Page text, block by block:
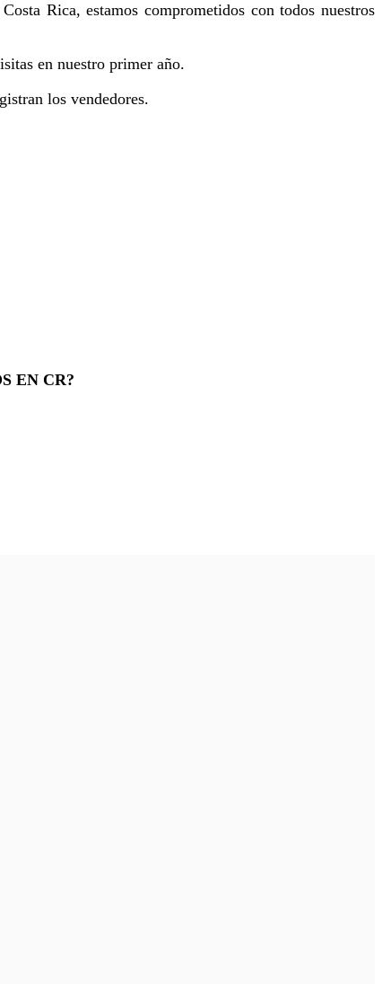
Rica, estamos comprometidos con todos nuestros
en nuestro primer año.
los vendedores.
EN CR?